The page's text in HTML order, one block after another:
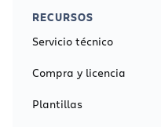
RECURSOS
Servicio técnico
Compra y licencia
Plantillas